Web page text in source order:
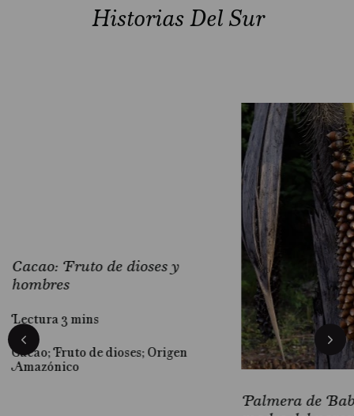
Historias Del Sur
Cacao: Fruto de dioses y
hombres
Lectura 3 mins
Cacao; Fruto de dioses; Origen
Amazónico
Palmera de